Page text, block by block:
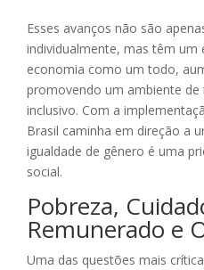
Esses avanços não são
individualmente, mas têm um
economia como um todo,
promovendo um ambiente
inclusivo. Com a
Brasil caminha em direção a
igualdade de gênero é uma
social.
Pobreza,
Remunerado e
Uma das questões mais